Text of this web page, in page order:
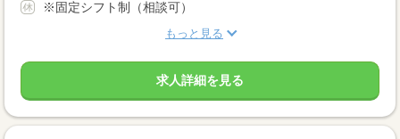
※固定シフト制（相談可）
もっと見る
求人詳細を見る